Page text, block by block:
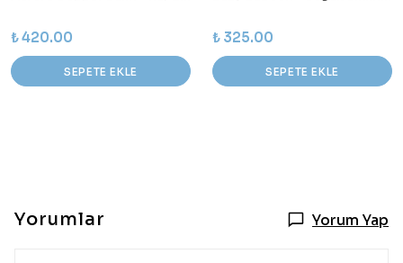
₺ 420.00
SEPETE EKLE
₺ 325.00
SEPETE EKLE
Yorumlar Yorum Yap